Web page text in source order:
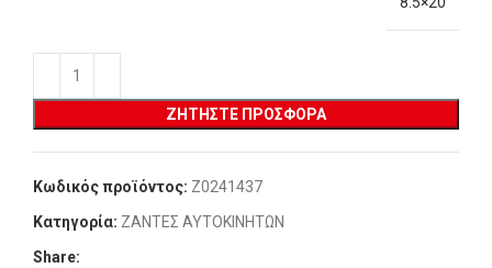
ΖΗΤΉΣΤΕ ΠΡΟΣΦΟΡΆ
Κωδικός προϊόντος: Z0241437
Κατηγορία: ΖΑΝΤΕΣ ΑΥΤΟΚΙΝΗΤΩΝ
Share: